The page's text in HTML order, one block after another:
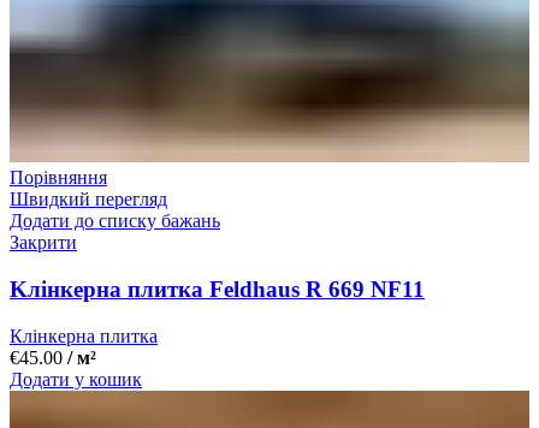
Порівняння
Швидкий перегляд
Додати до списку бажань
Закрити
Kлінкерна плитка Feldhaus R 669 NF11
Клінкерна плитка
€45.00 / м²
Додати у кошик